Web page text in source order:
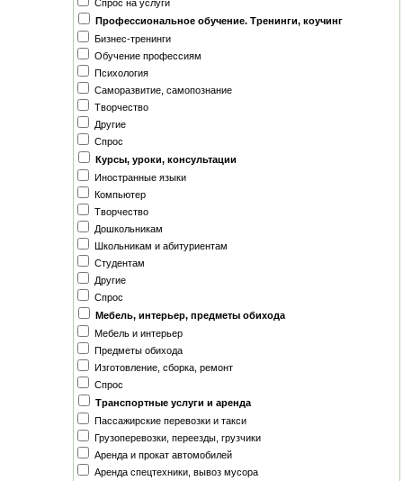
Спрос на услуги
Профессиональное обучение. Тренинги, коучинг
Бизнес-тренинги
Обучение профессиям
Психология
Саморазвитие, самопознание
Творчество
Другие
Спрос
Курсы, уроки, консультации
Иностранные языки
Компьютер
Творчество
Дошкольникам
Школьникам и абитуриентам
Студентам
Другие
Спрос
Мебель, интерьер, предметы обихода
Мебель и интерьер
Предметы обихода
Изготовление, сборка, ремонт
Спрос
Транспортные услуги и аренда
Пассажирские перевозки и такси
Грузоперевозки, переезды, грузчики
Аренда и прокат автомобилей
Аренда спецтехники, вывоз мусора